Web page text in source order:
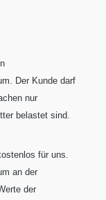
Der Kunde darf
nur
belastet sind.
für uns.
an der
der